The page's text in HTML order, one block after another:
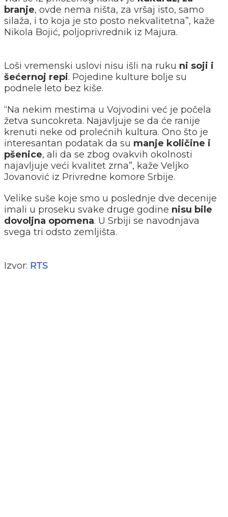
branje, ovde nema ništa, za vršaj isto, samo
silaža, i to koja je sto posto nekvalitetna”, kaže
Nikola Bojić, poljoprivrednik iz Majura.
Loši vremenski uslovi nisu išli na ruku ni soji i
šećernoj repi. Pojedine kulture bolje su
podnele leto bez kiše.
“Na nekim mestima u Vojvodini već je počela
žetva suncokreta. Najavljuje se da će ranije
krenuti neke od prolećnih kultura. Ono što je
interesantan podatak da su manje količine i
pšenice, ali da se zbog ovakvih okolnosti
najavljuje veći kvalitet zrna”, kaže Veljko
Jovanović iz Privredne komore Srbije.
Velike suše koje smo u poslednje dve decenije
imali u proseku svake druge godine nisu bile
dovoljna opomena. U Srbiji se navodnjava
svega tri odsto zemljišta.
Izvor: RTS